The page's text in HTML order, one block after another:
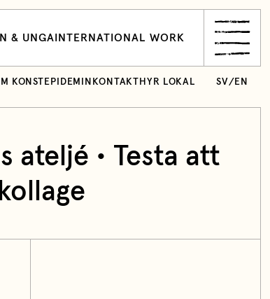
& UNGA INTERNATIONAL WORK
KONSTEPIDEMIN KONTAKT HYR LOKAL SV/ EN
ateljé • Testa att